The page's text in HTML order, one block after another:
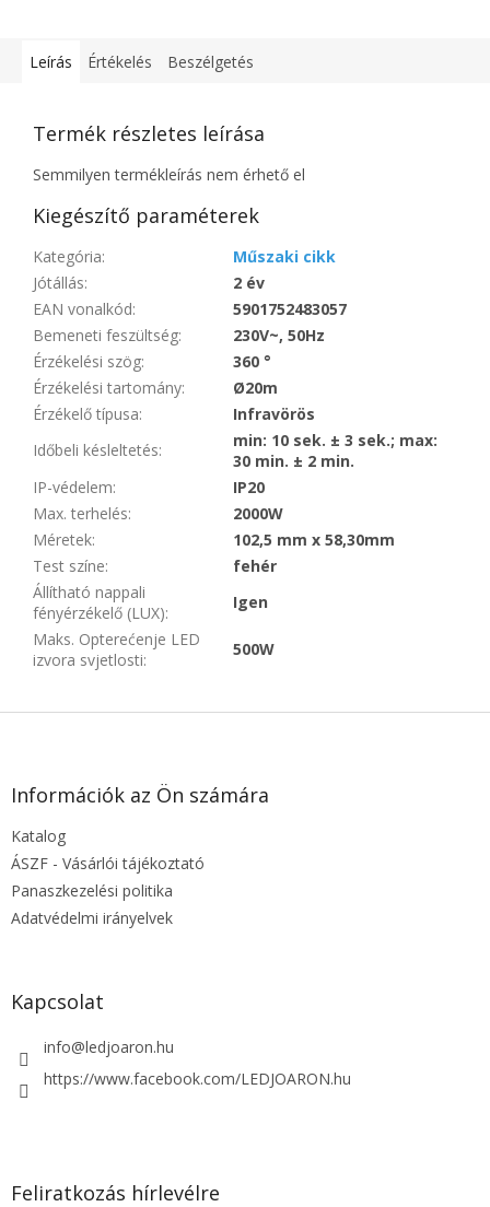
Leírás Értékelés Beszélgetés
Termék részletes leírása
Semmilyen termékleírás nem érhető el
Kiegészítő paraméterek
Kategória:
Műszaki cikk
Jótállás:
2 év
EAN vonalkód:
5901752483057
Bemeneti feszültség:
230V~, 50Hz
Érzékelési szög:
360 °
Érzékelési tartomány:
Ø20m
Érzékelő típusa:
Infravörös
Időbeli késleltetés:
min: 10 sek. ± 3 sek.; max:
30 min. ± 2 min.
IP-védelem:
IP20
Max. terhelés:
2000W
Méretek:
102,5 mm x 58,30mm
Test színe:
fehér
Állítható nappali
fényérzékelő (LUX):
Igen
Maks. Opterećenje LED
izvora svjetlosti:
500W
L
Információk az Ön számára
Katalog
ÁSZF - Vásárlói tájékoztató
Panaszkezelési politika
Adatvédelmi irányelvek
Kapcsolat
info@ledjoaron.hu
https://www.facebook.com/LEDJOARON.hu
Feliratkozás hírlevélre